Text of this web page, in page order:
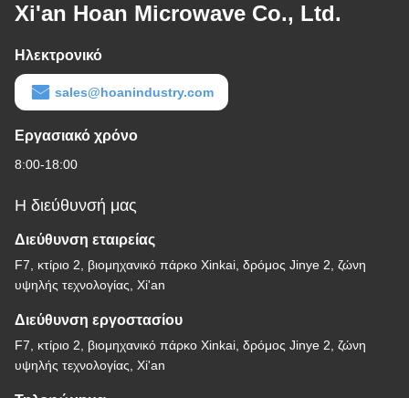
Xi'an Hoan Microwave Co., Ltd.
Ηλεκτρονικό
sales@hoanindustry.com
Εργασιακό χρόνο
8:00-18:00
Η διεύθυνσή μας
Διεύθυνση εταιρείας
F7, κτίριο 2, βιομηχανικό πάρκο Xinkai, δρόμος Jinye 2, ζώνη
υψηλής τεχνολογίας, Xi'an
Διεύθυνση εργοστασίου
F7, κτίριο 2, βιομηχανικό πάρκο Xinkai, δρόμος Jinye 2, ζώνη
υψηλής τεχνολογίας, Xi'an